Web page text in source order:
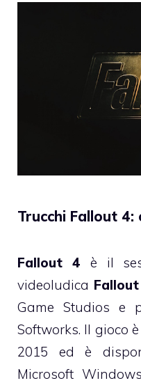
Trucchi Fallout
Fallout 4 è il
videoludica Fallout
Game Studios e
Softworks. Il gioco
2015 ed è
Microsoft